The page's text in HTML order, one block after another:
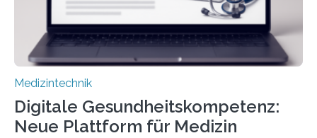
Einfluss nehmen. Das eröffnet…
Medizintechnik
Digitale Gesundheitskompetenz:
Neue Plattform für Medizin